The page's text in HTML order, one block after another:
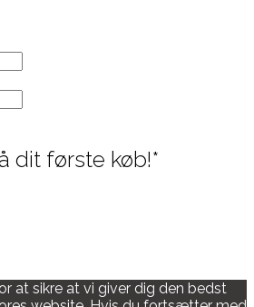
dit første køb!*
at sikre at vi giver dig den bedst